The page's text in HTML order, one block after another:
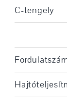
C-tengely